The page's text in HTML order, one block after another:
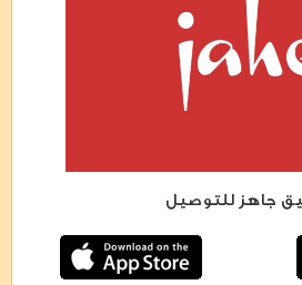
جاهز للتوصيل